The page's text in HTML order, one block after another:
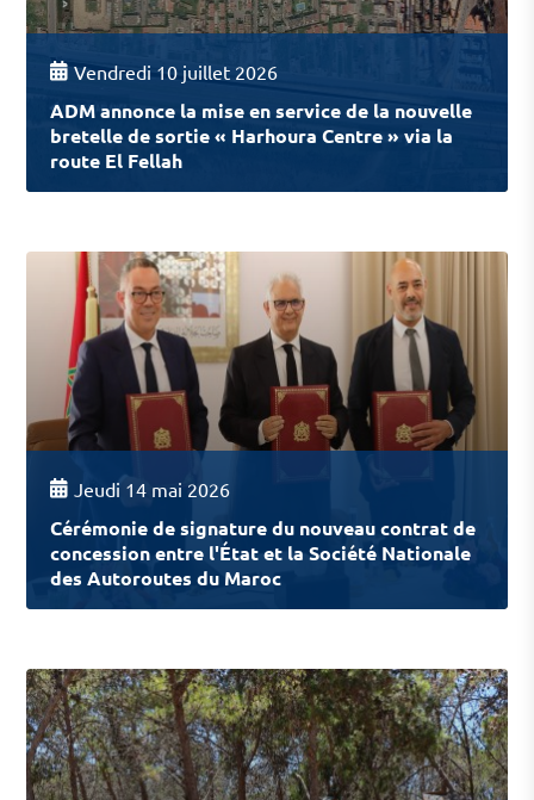
Vendredi 10 juillet 2026
ADM annonce la mise en service de la nouvelle
bretelle de sortie « Harhoura Centre » via la
route El Fellah
Jeudi 14 mai 2026
Cérémonie de signature du nouveau contrat de
concession entre l'État et la Société Nationale
des Autoroutes du Maroc